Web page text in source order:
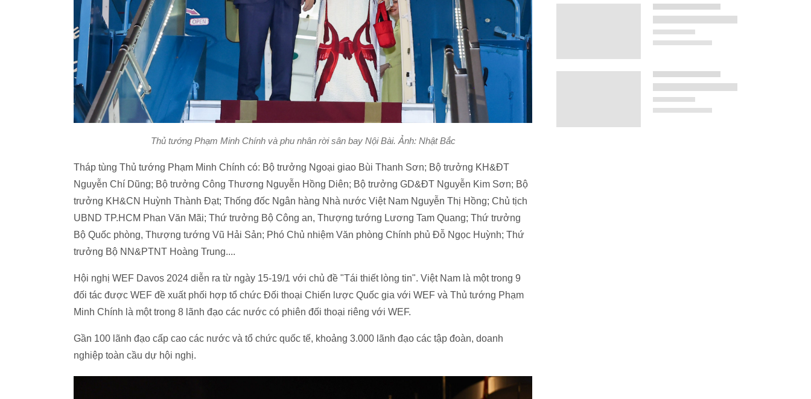
Thủ tướng Phạm Minh Chính và phu nhân rời sân bay Nội Bài. Ảnh: Nhật Bắc
Tháp tùng Thủ tướng Phạm Minh Chính có: Bộ trưởng Ngoại giao Bùi Thanh Sơn; Bộ trưởng KH&ĐT
Nguyễn Chí Dũng; Bộ trưởng Công Thương Nguyễn Hồng Diên; Bộ trưởng GD&ĐT Nguyễn Kim Sơn; Bộ
trưởng KH&CN Huỳnh Thành Đạt; Thống đốc Ngân hàng Nhà nước Việt Nam Nguyễn Thị Hồng; Chủ tịch
UBND TP.HCM Phan Văn Mãi; Thứ trưởng Bộ Công an, Thượng tướng Lương Tam Quang; Thứ trưởng
Bộ Quốc phòng, Thượng tướng Vũ Hải Sản; Phó Chủ nhiệm Văn phòng Chính phủ Đỗ Ngọc Huỳnh; Thứ
trưởng Bộ NN&PTNT Hoàng Trung....
Hội nghị WEF Davos 2024 diễn ra từ ngày 15-19/1 với chủ đề "Tái thiết lòng tin". Việt Nam là một trong 9
đối tác được WEF đề xuất phối hợp tổ chức Đối thoại Chiến lược Quốc gia với WEF và Thủ tướng Phạm
Minh Chính là một trong 8 lãnh đạo các nước có phiên đối thoại riêng với WEF.
Gần 100 lãnh đạo cấp cao các nước và tổ chức quốc tế, khoảng 3.000 lãnh đạo các tập đoàn, doanh
nghiệp toàn cầu dự hội nghị.